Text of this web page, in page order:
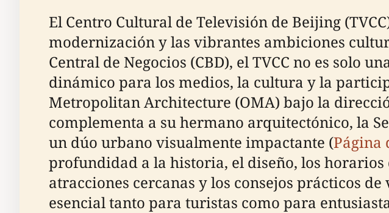
El Centro Cultural de Televisión de Beijing
modernización y las vibrantes ambiciones
Central de Negocios (CBD), el TVCC no es solo
dinámico para los medios, la cultura y la
Metropolitan Architecture (OMA) bajo la
complementa a su hermano arquitectónico, la
un dúo urbano visualmente impactante (Página
profundidad a la historia, el diseño, los
atracciones cercanas y los consejos prácticos
esencial tanto para turistas como para